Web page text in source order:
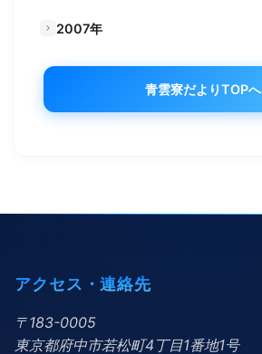
2007年
青雲寮だよりTOPへ
アクセス・連絡先
〒183-0005
東京都府中市若松町4丁目1番地1号